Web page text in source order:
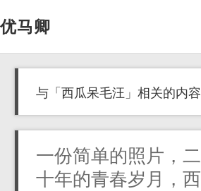
优马卿
与「西瓜呆毛汪」相关的内容
一份简单的照片，二
十年的青春岁月，西